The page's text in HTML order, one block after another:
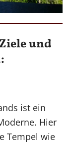
und
ist ein
Hier
Tempel wie